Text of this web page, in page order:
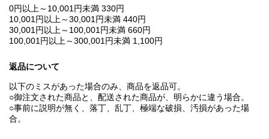
0円以上～10,001円未満 330円
10,001円以上～30,001円未満 440円
30,001円以上～100,001円未満 660円
100,001円以上～300,001円未満 1,100円
返品について
以下のミスがあった場合のみ、商品を返品可。
○御注文された商品と、配送された商品が、明らかに違う場合。
○事前に説明が無く、落丁、乱丁、極端な破損、汚損があった場
合。